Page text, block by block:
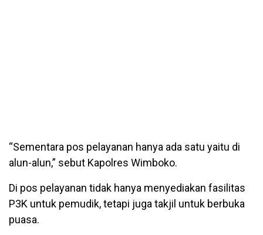
“Sementara pos pelayanan hanya ada satu yaitu di
alun-alun,” sebut Kapolres Wimboko.
Di pos pelayanan tidak hanya menyediakan fasilitas
P3K untuk pemudik, tetapi juga takjil untuk berbuka
puasa.